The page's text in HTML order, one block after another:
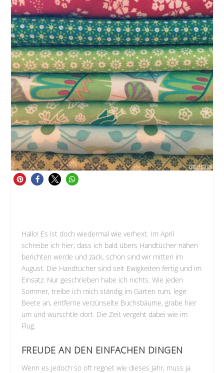
Hallo! Es ist doch wiedermal wie verhext. Im April
schreibe ich hier, dass ich bald übers Handtücher nähen
berichten werde und zack, schon sind wir mitten im
August. Die Handtücher sind seit Ewigkeiten fertig und im
Einsatz. Nur geschrieben habe ich nichts. Wie jeden
Sommer, treibe ich mich ständig im Garten rum, lege
Beete an, entferne verzünselte Buchsbäume, grabe hier
um und wurschtle dort. Die Zeit vergeht dabei wie im
Flug.
FREUDE AN DEN EINFACHEN DINGEN
Wenn es jedoch so oft regnet wie dieses Jahr, muss ja